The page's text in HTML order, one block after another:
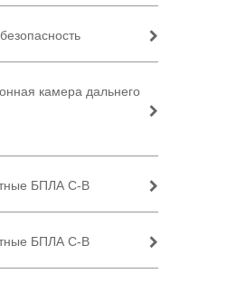
камера дальнего
БПЛА C-B
БПЛА C-B